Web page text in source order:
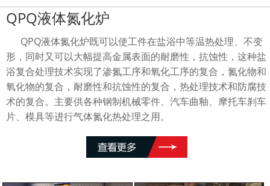
QPQ液体氮化炉
QPQ液体氮化炉既可以使工件在盐浴中等温热处理、不变
形，同时又可以大幅提高金属表面的耐磨性，抗蚀性，这种盐
浴复合处理技术实现了渗氮工序和氧化工序的复合，氮化物和
氧化物的复合，耐磨性和抗蚀性的复合，热处理技术和防腐技
术的复合。主要供各种钢制机械零件、汽车曲釉、摩托车刹车
片、模具等进行气体氮化热处理之用。